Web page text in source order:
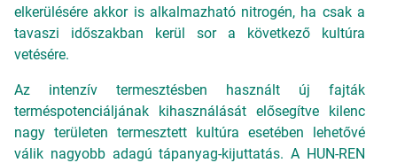
elkerülésére akkor is alkalmazható nitrogén, ha csak a
tavaszi időszakban kerül sor a következő kultúra
vetésére.
Az intenzív termesztésben használt új fajták
terméspotenciáljának kihasználását elősegítve kilenc
nagy területen termesztett kultúra esetében lehetővé
válik nagyobb adagú tápanyag-kijuttatás. A HUN-REN